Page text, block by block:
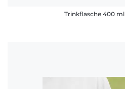
Trinkflasche 400 ml